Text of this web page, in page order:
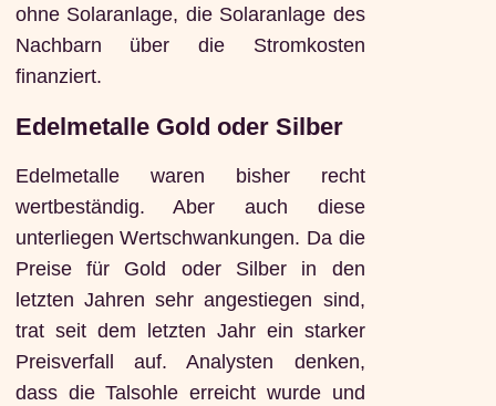
ohne Solaranlage, die Solaranlage des
Nachbarn über die Stromkosten
finanziert.
Edelmetalle Gold oder Silber
Edelmetalle waren bisher recht
wertbeständig. Aber auch diese
unterliegen Wertschwankungen. Da die
Preise für Gold oder Silber in den
letzten Jahren sehr angestiegen sind,
trat seit dem letzten Jahr ein starker
Preisverfall auf. Analysten denken,
dass die Talsohle erreicht wurde und